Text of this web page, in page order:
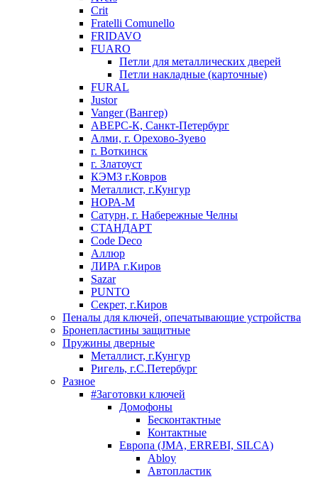
Crit
Fratelli Comunello
FRIDAVO
FUARO
Петли для металлических дверей
Петли накладные (карточные)
FURAL
Justor
Vanger (Вангер)
АВЕРС-К, Санкт-Петербург
Алми, г. Орехово-Зуево
г. Воткинск
г. Златоуст
КЭМЗ г.Ковров
Металлист, г.Кунгур
НОРА-М
Сатурн, г. Набережные Челны
СТАНДАРТ
Code Deco
Аллюр
ЛИРА г.Киров
Sazar
PUNTO
Секрет, г.Киров
Пеналы для ключей, опечатывающие устройства
Бронепластины защитные
Пружины дверные
Металлист, г.Кунгур
Ригель, г.С.Петербург
Разное
#Заготовки ключей
Домофоны
Бесконтактные
Контактные
Европа (JMA, ERREBI, SILCA)
Abloy
Автопластик